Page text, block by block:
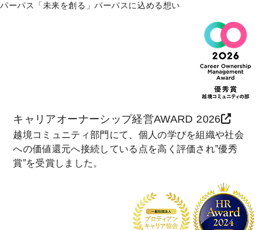
パーパス「未来を創る」パーパスに込める想い
キャリアオーナーシップ経営AWARD 2026
越境コミュニティ部門にて、個人の学びを組織や社会
への価値還元へ接続している点を高く評価され”優秀
賞”を受賞しました。